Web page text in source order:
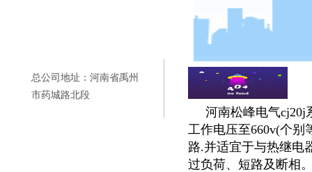
总公司地址：河南省禹州
市药城路北段
河南松峰电气cj20j
工作电压至660v(个别
路.并适宜于与热继电
过负荷、短路及断相